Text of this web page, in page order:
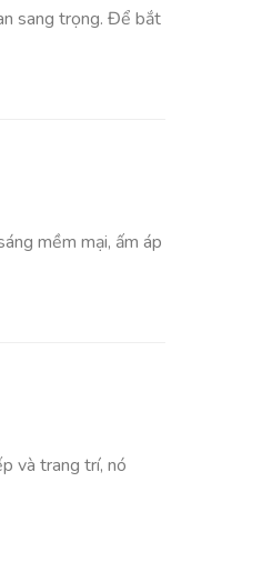
sang trọng. Để bắt
mềm mại, ấm áp
và trang trí, nó